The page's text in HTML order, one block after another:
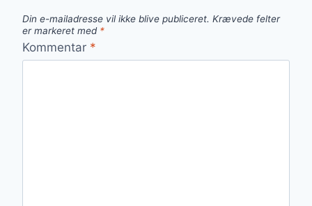
Din e-mailadresse vil ikke blive publiceret. Krævede felter
er markeret med *
Kommentar *